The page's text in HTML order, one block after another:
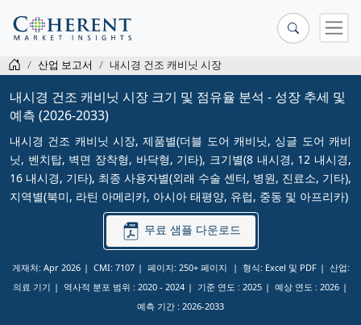
산업 보고서 내시경 건조 캐비닛 시장
내시경 건조 캐비닛 시장 크기 및 점유율 분석 - 성장 추세 및
예측 (2026-2033)
내시경 건조 캐비닛 시장, 제품별(더블 도어 캐비닛, 싱글 도어 캐비
닛, 벤치탑, 벽면 장착형, 바닥형, 기타), 크기별(8 내시경, 12 내시경,
16 내시경, 기타), 최종 사용자별(외래 수술 센터, 병원, 진료소, 기타),
지역별(북미, 라틴 아메리카, 아시아 태평양, 유럽, 중동 및 아프리카)
무료 샘플 다운로드
게재처: Apr 2026 CMI: 7107 페이지: 250+ 페이지 형식: Excel 및 PDF
산업:
의료 기기
역사적 분포 범위 : 2020 - 2024 기준 연도 : 2025 예상 연도 : 2026
예측 기간 : 2026-2033